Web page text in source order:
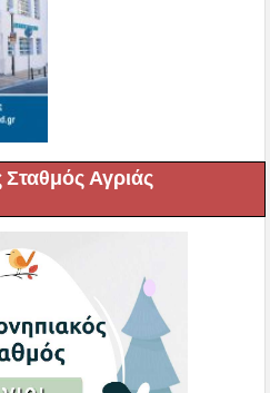
Σταθμός Αγριάς